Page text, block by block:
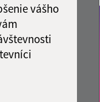
vášho